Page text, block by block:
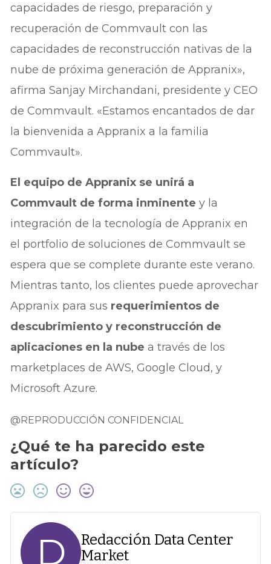
capacidades de riesgo, preparación y
recuperación de Commvault con las
capacidades de reconstrucción nativas de la
nube de próxima generación de Appranix»,
afirma Sanjay Mirchandani, presidente y CEO
de Commvault. «Estamos encantados de dar
la bienvenida a Appranix a la familia
Commvault».
El equipo de Appranix se unirá a
Commvault de forma inminente y la
integración de la tecnología de Appranix en
el portfolio de soluciones de Commvault se
espera que se complete durante este verano.
Mientras tanto, los clientes puede aprovechar
Appranix para sus requerimientos de
descubrimiento y reconstrucción de
aplicaciones en la nubea través de los
marketplaces de AWS, Google Cloud, y
Microsoft Azure.
@REPRODUCCIÓN CONFIDENCIAL
¿Qué te ha parecido este
artículo?
D
Redacción Data Center
Market